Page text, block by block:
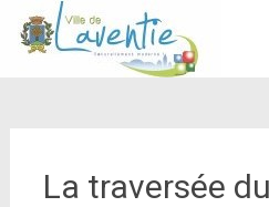
Ville de Laventie
La traversée